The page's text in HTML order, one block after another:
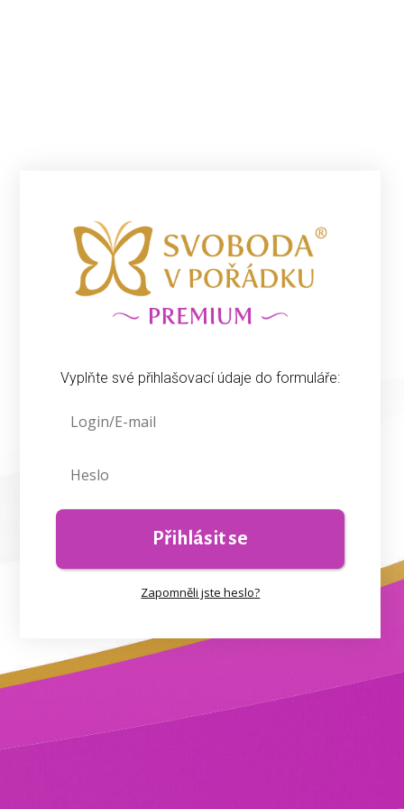
Vyplňte své přihlašovací údaje do formuláře:
Přihlásit se
Zapomněli jste heslo?